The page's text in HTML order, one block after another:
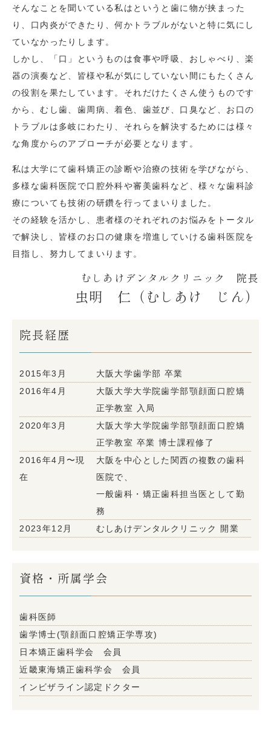
そんなことを聞いている私はというと歯に物が挟まった
り、口内炎ができたり、何かトラブルがないと特に気にし
ていなかったりします。
しかし、「口」というものは食事や呼吸、おしゃべり、楽
器の演奏など、皆様や私が気にしていない間にもたくさん
の役割を果たしています。それだけたくさん使うものです
から、むし歯、歯周病、着色、歯並び、口臭など、お口の
トラブルは多岐にわたり、それらを解決するためには様々
な角度からのアプローチが必要となります。
私は大学にて歯科矯正の診断や治療の技術を学びながら、
多様な歯科医院で口腔外科や審美歯科など、様々な歯科診
療についても技術の研鑽を行ってまいりました。
その経験を活かし、患者様のそれぞれのお悩みをトータル
で解決し、皆様のお口の健康を増進していける歯科医院を
目指し、努力してまいります。
むしあけデンタルクリニック 院長
虫明 仁（むしあけ じん）
院長経歴
2015年3月
大阪大学歯学部 卒業
2016年4月
大阪大学大学院歯学部顎顔面口腔矯
正学教室 入局
2020年3月
大阪大学大学院歯学部顎顔面口腔矯
正学教室 卒業 博士課程修了
2016年4月〜現
在
大阪を中心とした関西の複数の歯科
医院で、
一般歯科・矯正歯科担当医として勤
務
2023年12月
むしあけデンタルクリニック 開業
資格・所属学会
歯科医師
歯学博士(顎顔面口腔矯正学専攻)
日本矯正歯科学会 会員
近畿東海矯正歯科学会 会員
インビザライン認定ドクター